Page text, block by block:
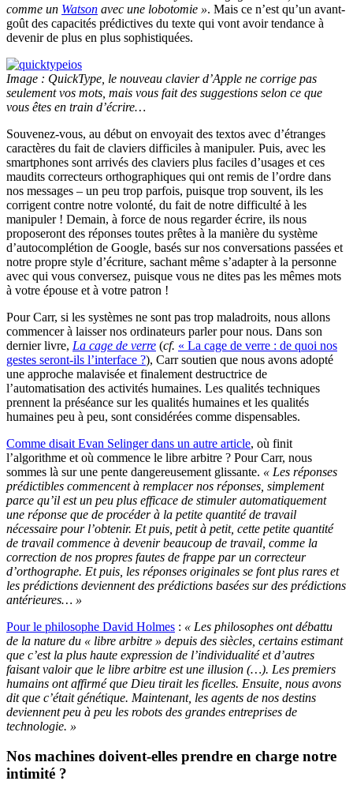
comme un Watson avec une lobotomie ». Mais ce n’est qu’un avant-
goût des capacités prédictives du texte qui vont avoir tendance à
devenir de plus en plus sophistiquées.
Image : QuickType, le nouveau clavier d’Apple ne corrige pas
seulement vos mots, mais vous fait des suggestions selon ce que
vous êtes en train d’écrire…
Souvenez-vous, au début on envoyait des textos avec d’étranges
caractères du fait de claviers difficiles à manipuler. Puis, avec les
smartphones sont arrivés des claviers plus faciles d’usages et ces
maudits correcteurs orthographiques qui ont remis de l’ordre dans
nos messages – un peu trop parfois, puisque trop souvent, ils les
corrigent contre notre volonté, du fait de notre difficulté à les
manipuler ! Demain, à force de nous regarder écrire, ils nous
proposeront des réponses toutes prêtes à la manière du système
d’autocomplétion de Google, basés sur nos conversations passées et
notre propre style d’écriture, sachant même s’adapter à la personne
avec qui vous conversez, puisque vous ne dites pas les mêmes mots
à votre épouse et à votre patron !
Pour Carr, si les systèmes ne sont pas trop maladroits, nous allons
commencer à laisser nos ordinateurs parler pour nous. Dans son
dernier livre, La cage de verre (cf. « La cage de verre : de quoi nos
gestes seront-ils l’interface ?), Carr soutien que nous avons adopté
une approche malavisée et finalement destructrice de
l’automatisation des activités humaines. Les qualités techniques
prennent la préséance sur les qualités humaines et les qualités
humaines peu à peu, sont considérées comme dispensables.
Comme disait Evan Selinger dans un autre article, où finit
l’algorithme et où commence le libre arbitre ? Pour Carr, nous
sommes là sur une pente dangereusement glissante. « Les réponses
prédictibles commencent à remplacer nos réponses, simplement
parce qu’il est un peu plus efficace de stimuler automatiquement
une réponse que de procéder à la petite quantité de travail
nécessaire pour l’obtenir. Et puis, petit à petit, cette petite quantité
de travail commence à devenir beaucoup de travail, comme la
correction de nos propres fautes de frappe par un correcteur
d’orthographe. Et puis, les réponses originales se font plus rares et
les prédictions deviennent des prédictions basées sur des prédictions
antérieures… »
Pour le philosophe David Holmes : « Les philosophes ont débattu
de la nature du « libre arbitre » depuis des siècles, certains estimant
que c’est la plus haute expression de l’individualité et d’autres
faisant valoir que le libre arbitre est une illusion (…). Les premiers
humains ont affirmé que Dieu tirait les ficelles. Ensuite, nous avons
dit que c’était génétique. Maintenant, les agents de nos destins
deviennent peu à peu les robots des grandes entreprises de
technologie. »
Nos machines doivent-elles prendre en charge notre
intimité ?